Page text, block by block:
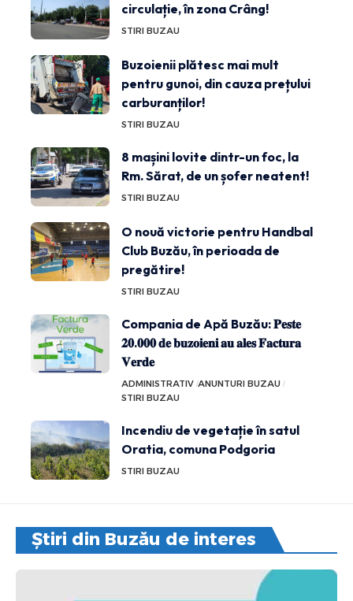
circulație, în zona Crâng!
STIRI BUZAU
Buzoienii plătesc mai mult
pentru gunoi, din cauza prețului
carburanților!
STIRI BUZAU
8 mașini lovite dintr-un foc, la
Rm. Sărat, de un șofer neatent!
STIRI BUZAU
O nouă victorie pentru Handbal
Club Buzău, în perioada de
pregătire!
STIRI BUZAU
Compania de Apă Buzău: 𝐏𝐞𝐬𝐭𝐞
𝟐𝟎.𝟎𝟎𝟎 𝐝𝐞 𝐛𝐮𝐳𝐨𝐢𝐞𝐧𝐢 𝐚𝐮 𝐚𝐥𝐞𝐬 𝐅𝐚𝐜𝐭𝐮𝐫𝐚
𝐕𝐞𝐫𝐝𝐞
ADMINISTRATIV ANUNTURI BUZAU
STIRI BUZAU
Incendiu de vegetație în satul
Oratia, comuna Podgoria
STIRI BUZAU
Știri din Buzău de interes